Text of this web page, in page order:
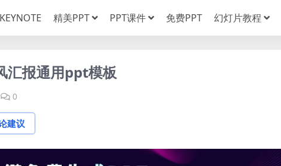
KEYNOTE 精美PPT PPT课件 免费PPT 幻灯片教程
汇报通用ppt模板
0
建议